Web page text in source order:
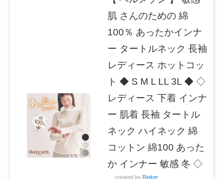
肌 さんのための 綿
100％ あったかインナ
ー タートルネック 長袖
レディース ホットコッ
ト ◆ S M L LL 3L ◆ ◇
レディース 下着 インナ
ー 肌着 長袖 タートル
ネック ハイネック 綿
コットン 綿100 あった
か インナー 敏感 冬 ◇
created by Rinker